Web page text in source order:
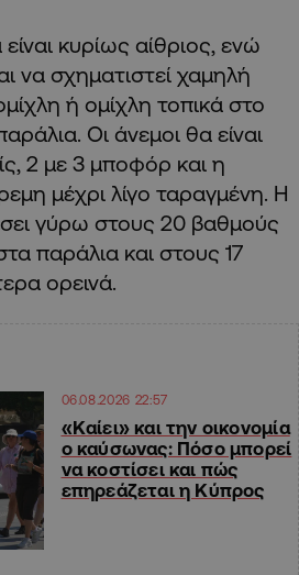
κυρίως αίθριος, ενώ
να σχηματιστεί χαμηλή
ή ομίχλη τοπικά στο
Οι άνεμοι θα είναι
2 με 3 μποφόρ και η
μέχρι λίγο ταραγμένη. Η
γύρω στους 20 βαθμούς
παράλια και στους 17
ορεινά.
06.08.2026 22:57
«Καίει» και την οικονομία
ο καύσωνας: Πόσο μπορεί
να κοστίσει και πώς
επηρεάζεται η Κύπρος